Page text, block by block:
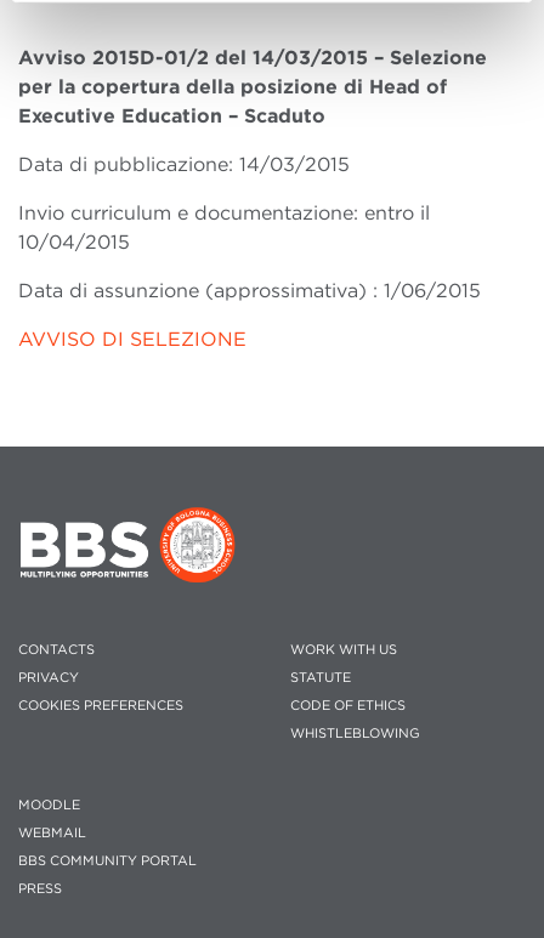
Avviso 2015D-01/2 del 14/03/2015 – Selezione
per la copertura della posizione di Head of
Executive Education – Scaduto
Data di pubblicazione: 14/03/2015
Invio curriculum e documentazione: entro il
10/04/2015
Data di assunzione (approssimativa) : 1/06/2015
AVVISO DI SELEZIONE
CONTACTS
PRIVACY
COOKIES PREFERENCES
WORK WITH US
STATUTE
CODE OF ETHICS
WHISTLEBLOWING
MOODLE
WEBMAIL
BBS COMMUNITY PORTAL
PRESS